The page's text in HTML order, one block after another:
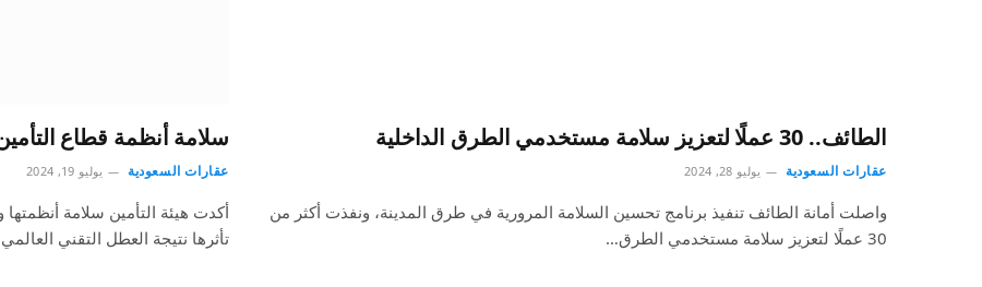
الطائف.. 30 عملًا لتعزيز سلامة مستخدمي الطرق الداخلية
عقارات السعودية يوليو 28, 2024
واصلت أمانة الطائف تنفيذ برنامج تحسين السلامة المرورية في طرق المدينة، ونفذت أكثر من
30 عملًا لتعزيز سلامة مستخدمي الطرق…
سلامة أنظمة قطاع
عقارات السعودية يوليو 19, 2024
أكدت هيئة التأمين سلامة
تأثرها نتيجة العطل التقني